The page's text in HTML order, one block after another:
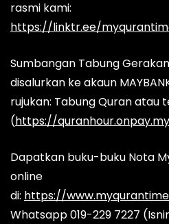
rasmi kami:
https://linktr.ee/
Sumbangan Tabung
disalurkan ke akaun
rujukan: Tabung Quran atau
(https://
Dapatkan buku-buku Nota
online
di: https://
Whatsapp 019-229 7227